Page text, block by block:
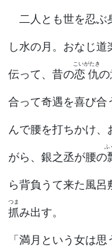
二人とも世を忍ぶ
し水の月。おなじ道
伝って、昔の恋仇
こいがたき
合って奇遇を喜び合
んで腰を打ちかけ、
がら、銀之丞が腰の
ら背負うて来た風呂
抓
つま
み出す。
「満月という女は思